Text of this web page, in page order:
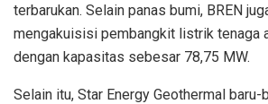
terbarukan. Selain panas bumi, BREN
mengakuisisi pembangkit listrik tenaga
dengan kapasitas sebesar 78,75 MW.
Selain itu, Star Energy Geothermal baru-